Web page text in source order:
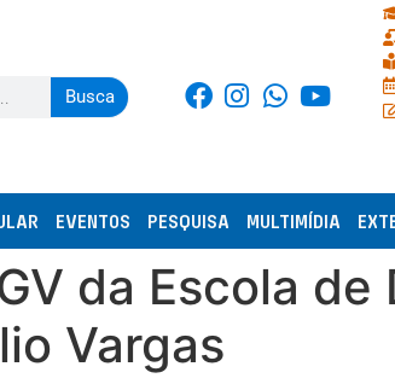
Busca
EVENTOS PESQUISA MULTIMÍDIA
da Escola
Vargas